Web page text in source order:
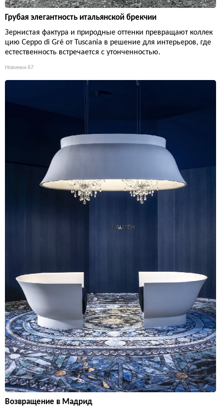
Грубая элегантность итальянской брекчии
Зернистая фактура и природные оттенки превращают коллек
цию Ceppo di Gré от Tuscania в решение для интерьеров, где
естественность встречается с утонченностью.
Новинки 67
Возвращение в Мадрид